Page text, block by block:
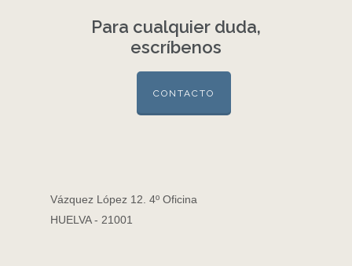
Para cualquier duda,
escríbenos
CONTACTO
Vázquez López 12. 4º Oficina
HUELVA - 21001